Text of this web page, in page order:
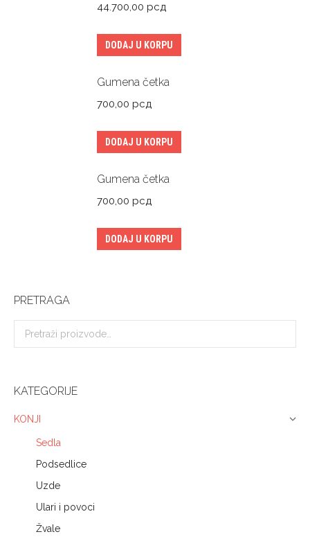
44.700,00 рсд
DODAJ U KORPU
Gumena četka
700,00 рсд
DODAJ U KORPU
Gumena četka
700,00 рсд
DODAJ U KORPU
PRETRAGA
KATEGORIJE
KONJI
Sedla
Podsedlice
Uzde
Ulari i povoci
Žvale